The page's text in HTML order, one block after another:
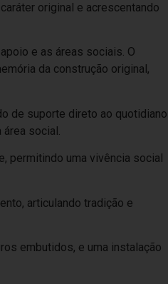
original e acrescentando
e as áreas sociais. O
da construção original,
de suporte direto ao quotidiano
área social.
permitindo uma vivência social
articulando tradição e
embutidos, e uma instalação